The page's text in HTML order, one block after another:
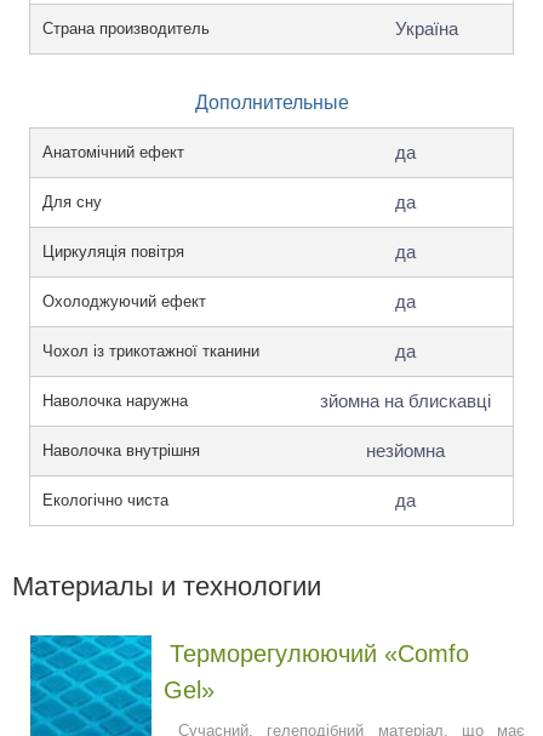
Страна производитель Україна
Дополнительные
Анатомічний ефект да
Для сну да
Циркуляція повітря да
Охолоджуючий ефект да
Чохол із трикотажної тканини да
Наволочка наружна зйомна на блискавці
Наволочка внутрішня незйомна
Екологічно чиста да
Материалы и технологии
Терморегулюючий «Comfo
Gel»
Сучасний, гелеподібний матеріал, що має